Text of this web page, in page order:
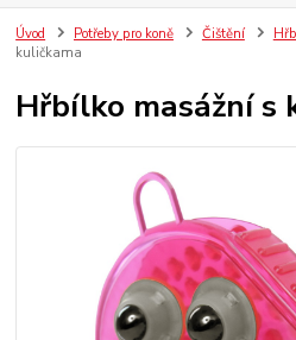
Úvod Potřeby pro koně Čištění
kuličkama
Hřbílko masážní s